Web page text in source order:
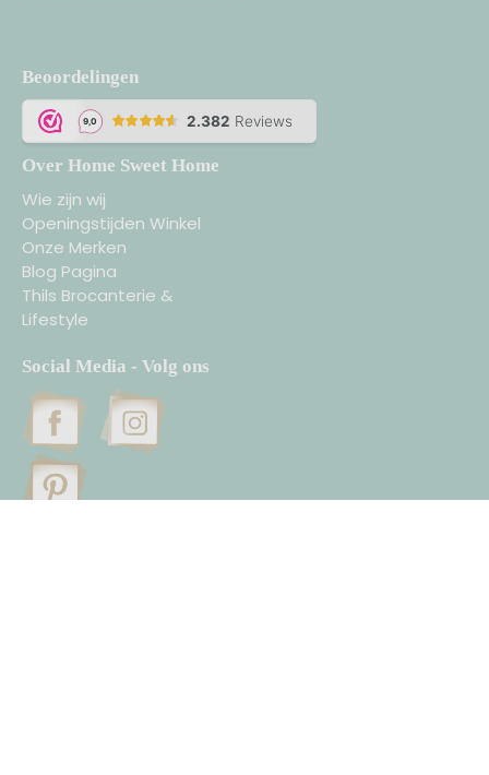
Beoordelingen
Over Home Sweet Home
Wie zijn wij
Openingstijden Winkel
Onze Merken
Blog Pagina
Thils Brocanterie &
Lifestyle
Social Media - Volg ons